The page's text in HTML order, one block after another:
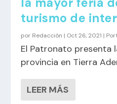
turismo de
por Redacción | Oct 26, 2021 |
El Patronato presenta
provincia en Tierra
LEER MÁS